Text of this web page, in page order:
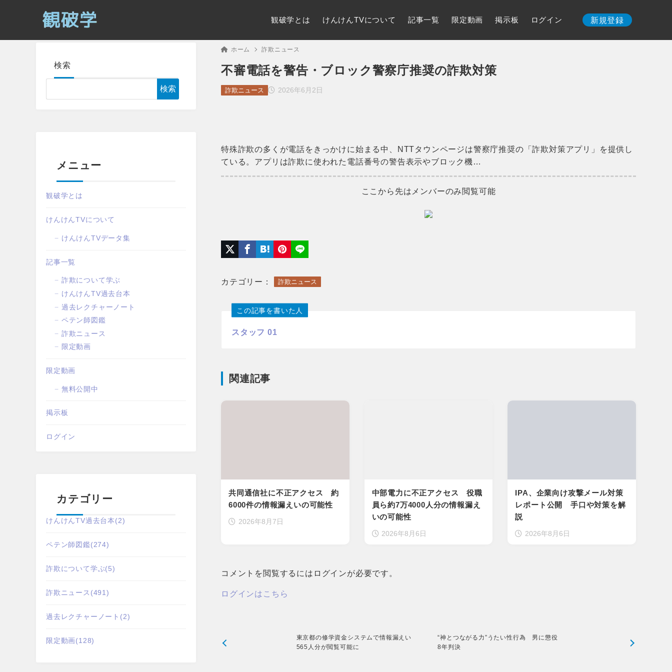
観破学とは けんけんTVについて 記事一覧 限定動画 掲示板 ログイン 新規登録
ホーム 詐欺ニュース
不審電話を警告・ブロック警察庁推奨の詐欺対策
2026年6月2日
詐欺ニュース
特殊詐欺の多くが電話をきっかけに始まる中、NTTタウンページは警察庁推奨の「詐欺対策アプリ」を提供し
ている。アプリは詐欺に使われた電話番号の警告表示やブロック機…
ここから先はメンバーのみ閲覧可能
カテゴリー： 詐欺ニュース
この記事を書いた人
スタッフ 01
関連記事
共同通信社に不正アクセス 約
6000件の情報漏えいの可能性
2026年8月7日
中部電力に不正アクセス 役職
員ら約7万4000人分の情報漏え
いの可能性
2026年8月6日
IPA、企業向け攻撃メール対策
レポート公開 手口や対策を解
説
2026年8月6日
コメントを閲覧するにはログインが必要です。
ログインはこちら
東京都の修学資金システムで情報漏えい
565人分が閲覧可能に
“神とつながる力”うたい性行為 男に懲役
8年判決
検索
検索
メニュー
観破学とは
けんけんTVについて
けんけんTVデータ集
記事一覧
詐欺について学ぶ
けんけんTV過去台本
過去レクチャーノート
ペテン師図鑑
詐欺ニュース
限定動画
限定動画
無料公開中
掲示板
ログイン
カテゴリー
けんけんTV過去台本(2)
ペテン師図鑑(274)
詐欺について学ぶ(5)
詐欺ニュース (491)
過去レクチャーノート (2)
限定動画(128)